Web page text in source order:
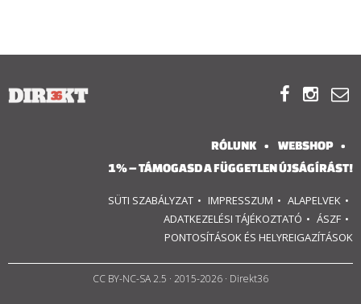
CSAPAT
MŰKÖDÉS

  
RÓLUNK
WEBSHOP
1% – TÁMOGASD A FÜGGETLEN ÚJSÁGÍRÁST!
SÜTI SZABÁLYZAT IMPRESSZUM
ALAPELVEK
ADATKEZELÉSI TÁJÉKOZTATÓ
ÁSZF
PONTOSÍTÁSOK ÉS HELYREIGAZÍTÁSOK
CC BY-NC-SA 2.5 · 2015-2026 · Direkt36